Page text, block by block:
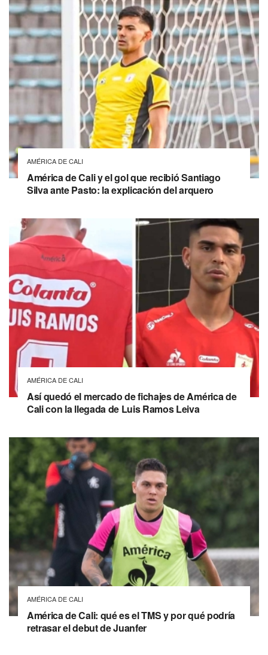
AMÉRICA DE CALI
América de Cali y el gol que recibió Santiago
Silva ante Pasto: la explicación del arquero
AMÉRICA DE CALI
Así quedó el mercado de fichajes de América de
Cali con la llegada de Luis Ramos Leiva
AMÉRICA DE CALI
América de Cali: qué es el TMS y por qué podría
retrasar el debut de Juanfer